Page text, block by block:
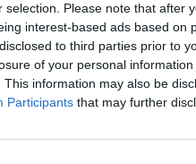
selection. Please note that after
interest-based ads based on
to third parties prior to
of your personal
This information may also be
Participants that may further
karštoji linija
vaikams žalingą
dalis pranešimų